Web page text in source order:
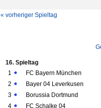
« vorheriger Spieltag
16. Spieltag
1
FC Bayern München
2
Bayer 04 Leverkusen
3
Borussia Dortmund
4
FC Schalke 04